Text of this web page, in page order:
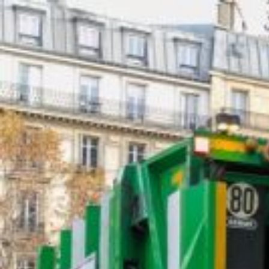
Qui sommes-nous ? S'inscrire à la newsletter Découvrir
Rémunération
|
Temps de travail
|
Santé & maladie
|
Vos représentants
Nous rejoindre
Objectifs et Action
Médias